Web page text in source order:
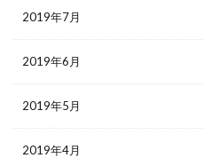
2019年7月
2019年6月
2019年5月
2019年4月